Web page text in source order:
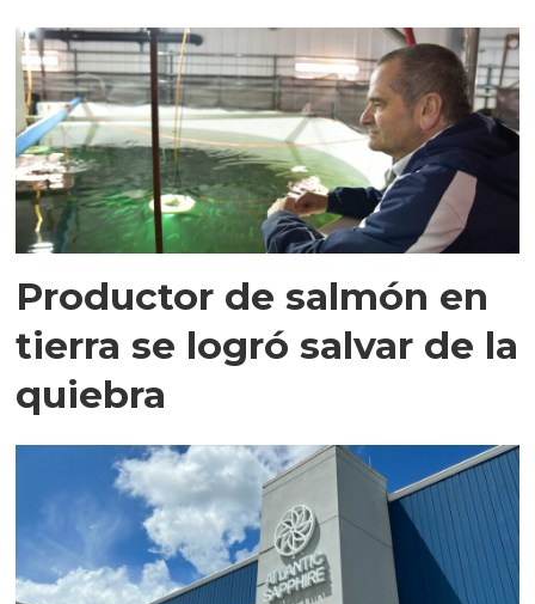
Productor de salmón en
tierra se logró salvar de la
quiebra